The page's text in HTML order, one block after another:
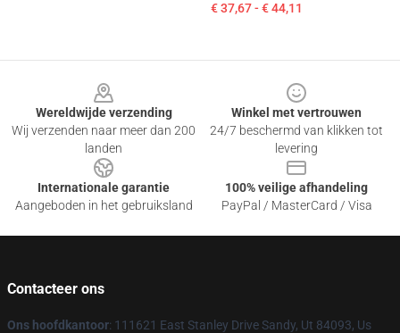
€ 37,67 - € 44,11
Wereldwijde verzending
Wij verzenden naar meer dan 200
landen
Winkel met vertrouwen
24/7 beschermd van klikken tot
levering
Internationale garantie
Aangeboden in het gebruiksland
100% veilige afhandeling
PayPal / MasterCard / Visa
Contacteer ons
Ons hoofdkantoor: 111621 East Stanley Drive Sandy, Ut 84093, Us